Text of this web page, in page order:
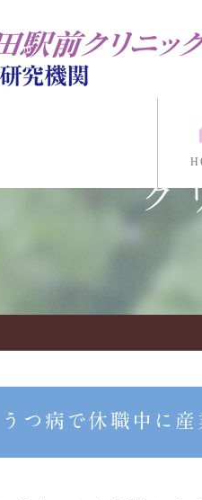
漢方
ク
うつ病で休職中に